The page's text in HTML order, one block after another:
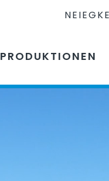
PRODUKTIONEN